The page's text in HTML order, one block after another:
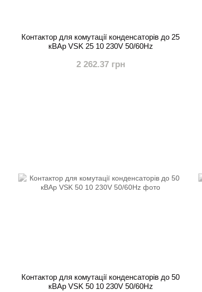
Контактор для комутації конденсаторів до 25
кВАр VSK 25 10 230V 50/60Hz
2 262.37 грн
Контактор для комутації конденсаторів до 50
кВАр VSK 50 10 230V 50/60Hz